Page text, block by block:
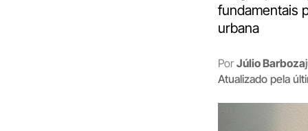
fundamentais
urbana
Por Júlio Barboza
Atualizado pela